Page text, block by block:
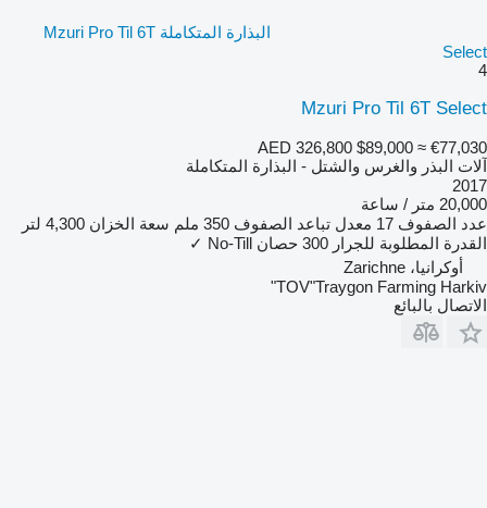
البذارة المتكاملة Mzuri Pro Til 6T
Select
4
Mzuri Pro Til 6T Select
AED 326,800 $89,000 ≈ €77,030
آلات البذر والغرس والشتل - البذارة المتكاملة
2017
20,000 متر / ساعة
عدد الصفوف 17 معدل تباعد الصفوف 350 ملم سعة الخزان 4,300 لتر
القدرة المطلوبة للجرار 300 حصان No-Till
✓
أوكرانيا، Zarichne
TOV"Traygon Farming Harkiv"
الاتصال بالبائع